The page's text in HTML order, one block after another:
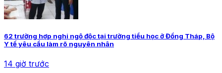
62 trường hợp nghi ngộ độc tại trường tiểu học ở Đồng Tháp, Bộ
Y tế yêu cầu làm rõ nguyên nhân
14 giờ trước